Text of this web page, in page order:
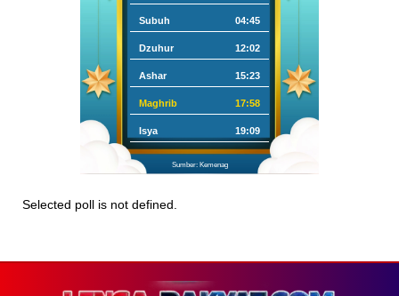
Subuh 04:45
Dzuhur 12:02
Ashar 15:23
Maghrib 17:58
Isya 19:09
Sumber: Kemenag
Selected poll is not defined.